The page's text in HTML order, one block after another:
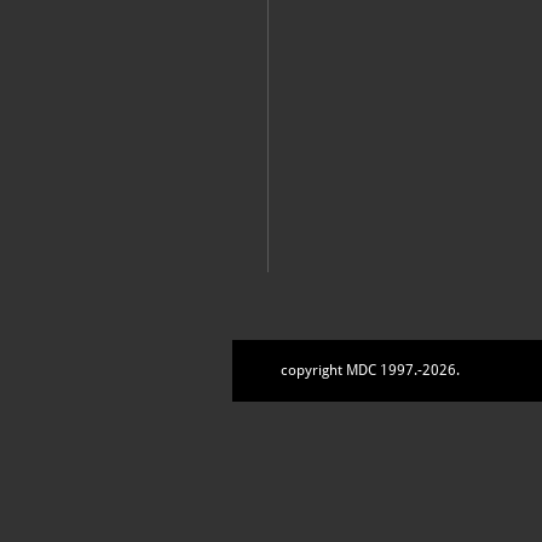
copyright MDC 1997.-2026.